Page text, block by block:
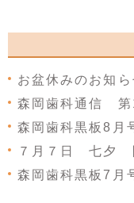
お盆休みのお知ら
森岡歯科通信 第
森岡歯科黒板8月
７月７日 七夕
森岡歯科黒板7月